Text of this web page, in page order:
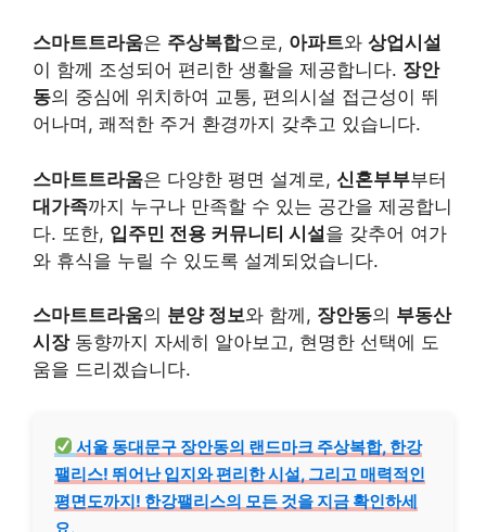
스마트트라움은 주상복합으로, 아파트와 상업시설
이 함께 조성되어 편리한 생활을 제공합니다. 장안
동의 중심에 위치하여 교통, 편의시설 접근성이 뛰
어나며, 쾌적한 주거 환경까지 갖추고 있습니다.
스마트트라움은 다양한 평면 설계로, 신혼부부부터
대가족까지 누구나 만족할 수 있는 공간을 제공합니
다. 또한, 입주민 전용 커뮤니티 시설을 갖추어 여가
와 휴식을 누릴 수 있도록 설계되었습니다.
스마트트라움의 분양 정보와 함께, 장안동의 부동산
시장동향까지 자세히 알아보고, 현명한 선택에 도
움을 드리겠습니다.
서울 동대문구 장안동의 랜드마크 주상복합, 한강
팰리스! 뛰어난 입지와 편리한 시설, 그리고 매력적인
평면도까지! 한강팰리스의 모든 것을 지금 확인하세
요.